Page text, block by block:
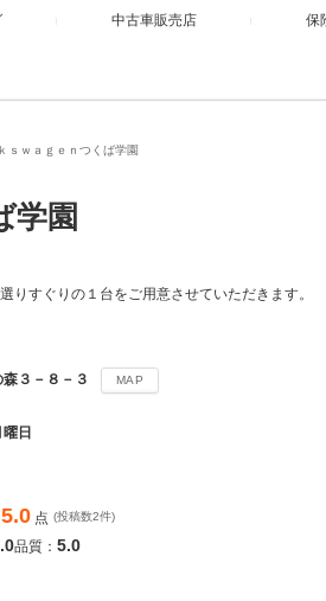
中古車販売店 保
ｓｗａｇｅｎつくば学園
学園
りすぐりの１台をご用意させていただきます。
３－８－３ MAP
日
5.0 点 (投稿数2件)
品質： 5.0